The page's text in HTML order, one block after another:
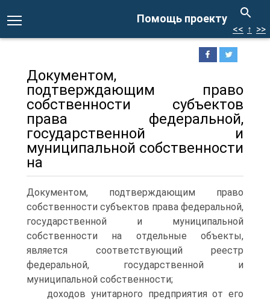
Помощь проекту
<< ↑ >>
Документом,
подтверждающим право
собственности субъектов
права федеральной,
государственной и
муниципальной собственности
на
Документом, подтверждающим право
собственности субъектов права федеральной,
государственной и муниципальной
собственности на отдельные объекты,
является соответствующий реестр
федеральной, государственной и
муниципальной собственности;
доходов унитарного предприятия от его